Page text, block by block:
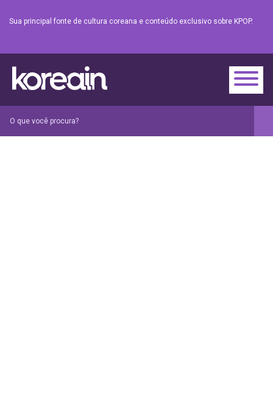
Sua principal fonte de cultura coreana e conteúdo exclusivo sobre KPOP.